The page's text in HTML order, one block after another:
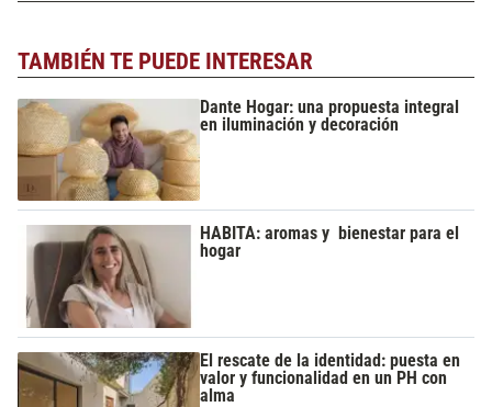
TAMBIÉN TE PUEDE INTERESAR
Dante Hogar: una propuesta integral
en iluminación y decoración
HABITA: aromas y bienestar para el
hogar
El rescate de la identidad: puesta en
valor y funcionalidad en un PH con
alma